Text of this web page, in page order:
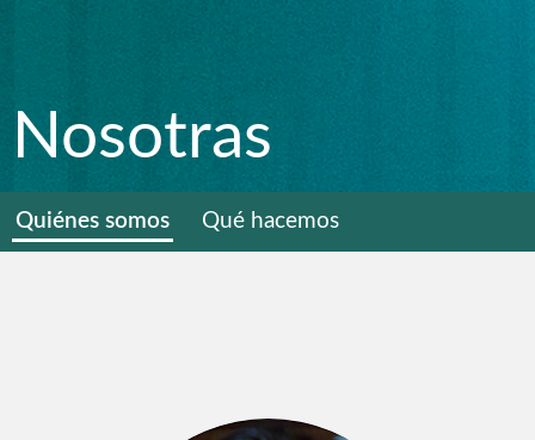
Nosotras
Quiénes somos Qué hacemos